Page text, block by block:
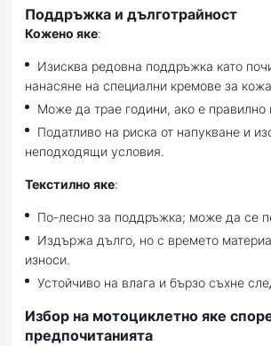
Поддръжка и дълготрайност
Кожено яке:
Изисква редовна поддръжка като
нанасяне на специални кремове за
Може да трае години, ако е
Податливо на риска от напукване и
неподходящи условия.
Текстилно яке:
По-лесно за поддръжка; може да се
Издържа дълго, но с времето
износи.
Устойчиво на влага и бързо съхне
Избор на мотоциклетно яке
предпочитанията